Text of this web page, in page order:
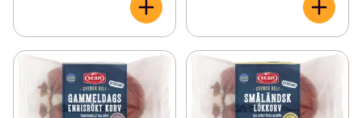
(87)
✓ Blodpudding & sylta (7)
(3)
✓ Grillad kyckling pålägg (4)
Mortadella (3)